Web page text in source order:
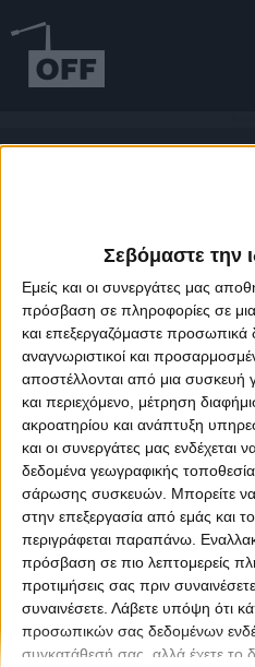
Σεβόμαστε την
Εμείς και οι συνεργάτες μας
πρόσβαση σε πληροφορίες σε
και επεξεργαζόμαστε
αναγνωριστικοί και
αποστέλλονται από μια συσκευή
και περιεχόμενο, μέτρηση
ακροατηρίου και ανάπτυξη
και οι συνεργάτες μας ενδέχεται
δεδομένα γεωγραφικής
σάρωσης συσκευών. Μπορείτε να
στην επεξεργασία από εμάς και
περιγράφεται παραπάνω.
πρόσβαση σε πιο λεπτομερείς
προτιμήσεις σας πριν
συναινέσετε. Λάβετε υπόψη ότι
προσωπικών σας δεδομένων
συγκατάθεσή σας, αλλά έχετε το
About Offradio Business Class
Designed & developed by